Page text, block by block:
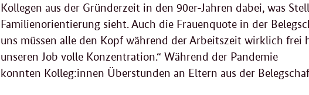
Kollegen aus der Gründerzeit in den 90er-Jahren dabei, was
Familienorientierung sieht. Auch die Frauenquote in der
uns müssen alle den Kopf während der Arbeitszeit wirklich frei
unseren Job volle Konzentration.“ Während der Pandemie
konnten Kolleg:innen Überstunden an Eltern aus der